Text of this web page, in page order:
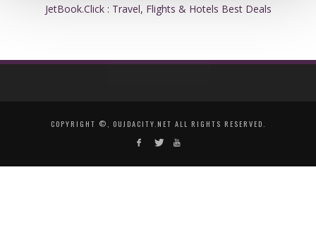
JetBook.Click : Travel, Flights & Hotels Best Deals
COPYRIGHT ©, OUJDACITY.NET ALL RIGHTS RESERVED.